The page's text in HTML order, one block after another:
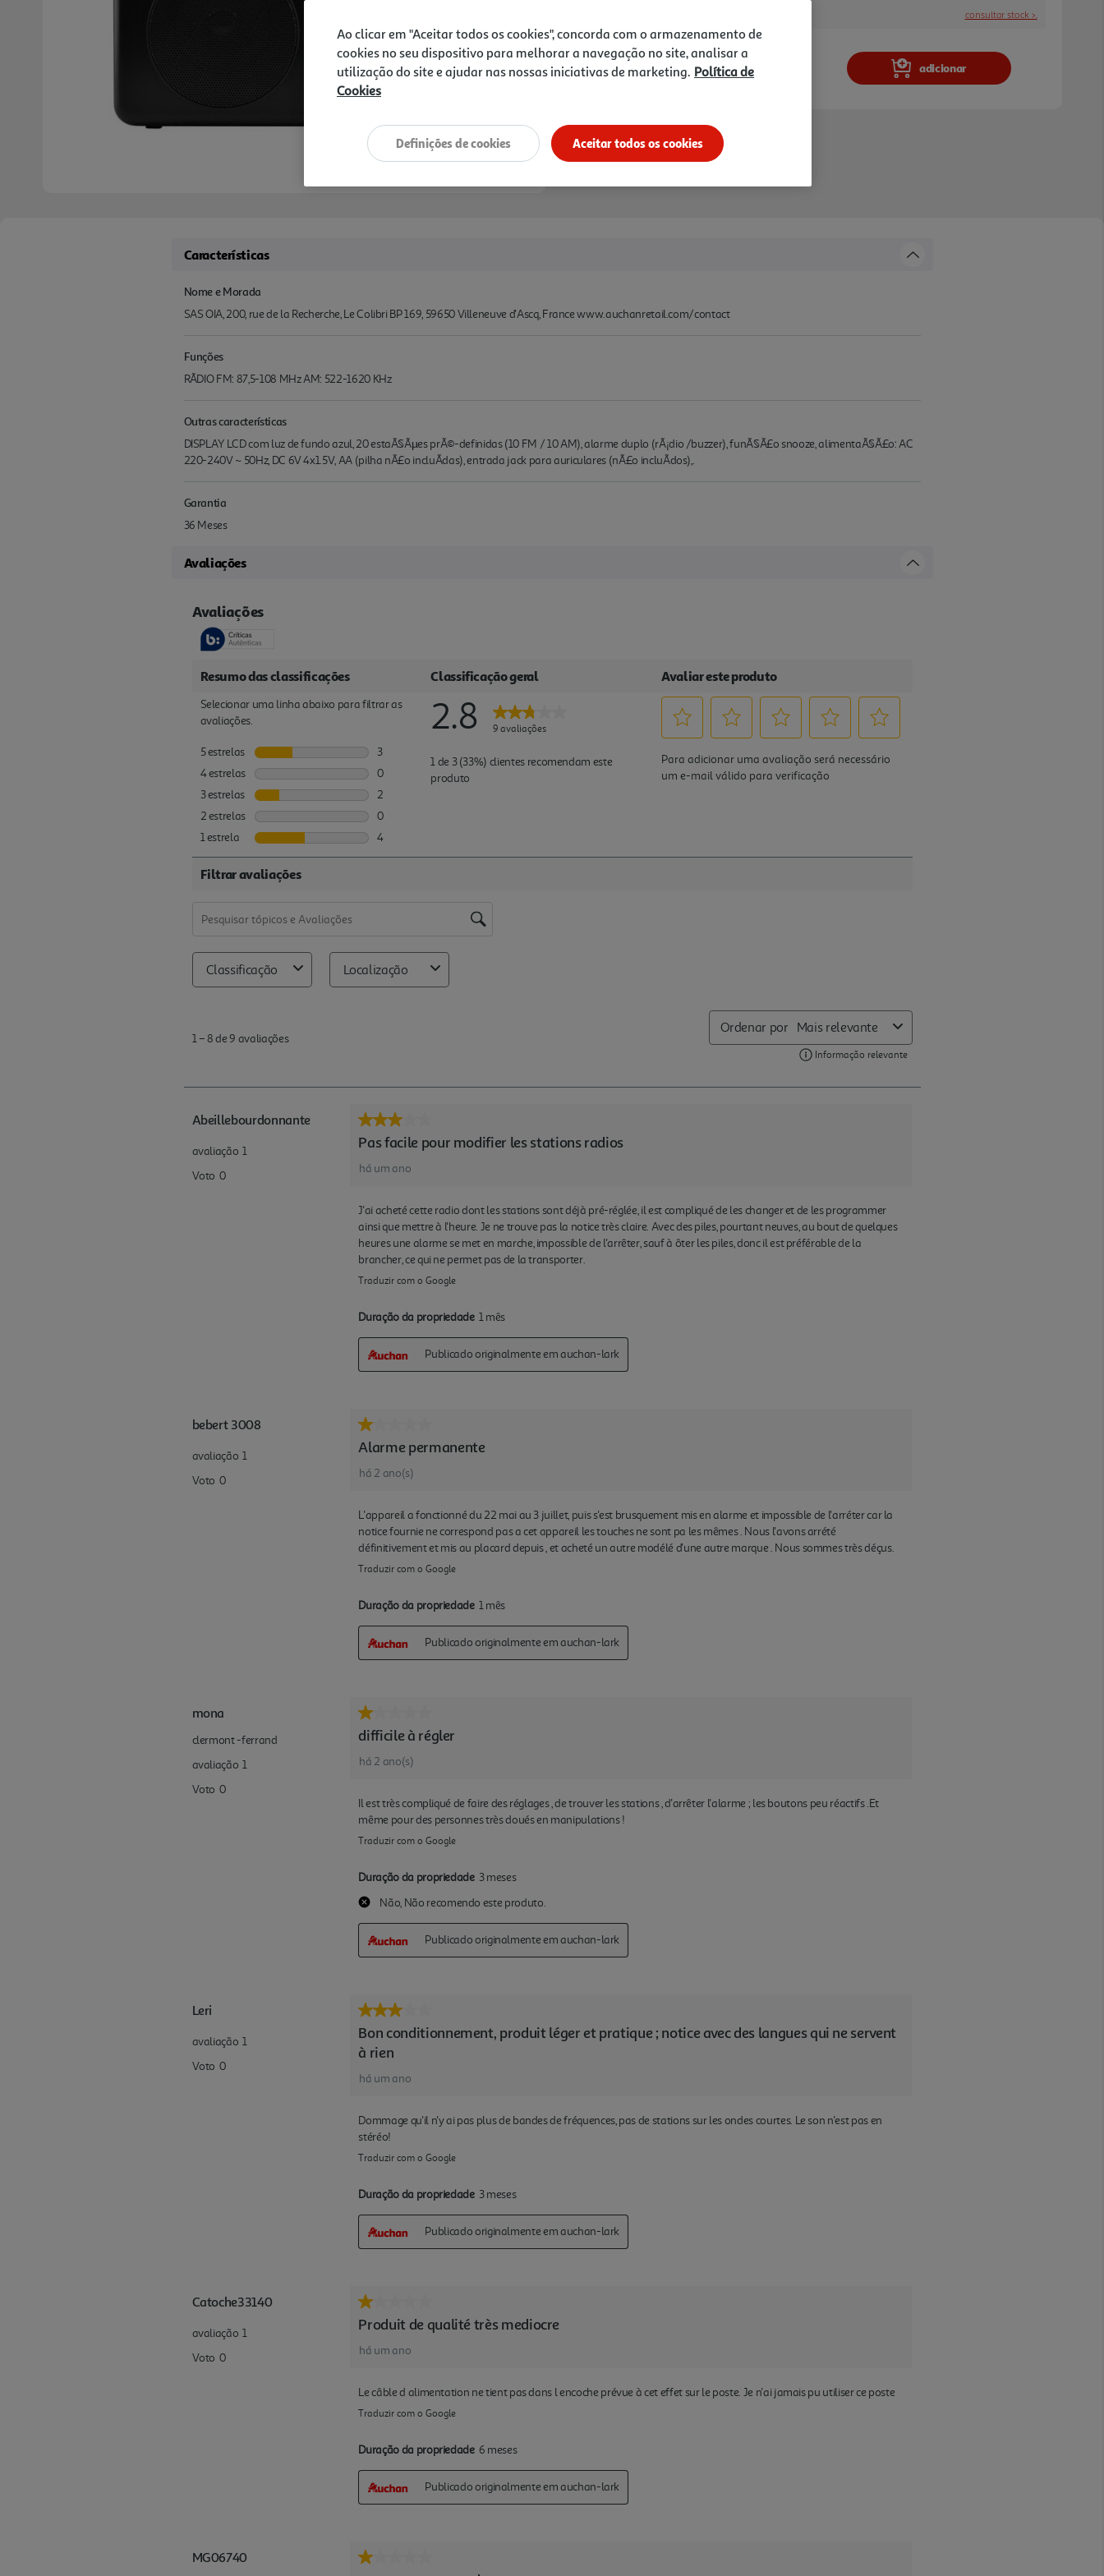
consultar stock >.
adicionar
Características
Nome e Morada
SAS OIA, 200, rue de la Recherche, Le Colibri BP 169, 59650 Villeneuve d'Ascq, France www.auchanretail.com/contact
Funções
RÃDIO FM: 87,5-108 MHz AM: 522-1620 KHz
Outras características
DISPLAY LCD com luz de fundo azul, 20 estaÃ§Ãµes prÃ©-definidas (10 FM / 10 AM), alarme duplo (rÃ¡dio /buzzer), funÃ§Ã£o snooze, alimentaÃ§Ã£o: AC
220-240V ~ 50Hz, DC 6V 4x1.5V, AA (pilha nÃ£o incluÃ­das), entrada jack para auriculares (nÃ£o incluÃ­dos),.
Garantia
36 Meses
Avaliações
Ao clicar em "Aceitar todos os cookies", concorda com o armazenamento de
cookies no seu dispositivo para melhorar a navegação no site, analisar a
utilização do site e ajudar nas nossas iniciativas de marketing. Política de
Cookies
Aceitar todos os cookies
Definições de cookies